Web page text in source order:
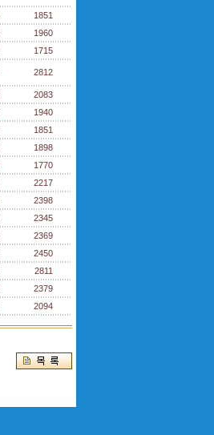
1851
1960
1715
2812
2083
1940
1851
1898
1770
2217
2398
2345
2369
2450
2811
2379
2094